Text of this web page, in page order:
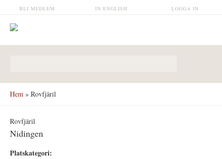
Hoppa till huvudinnehåll LOGGA IN
IN ENGLISH
BLI MEDLEM
Hem » Rovfjäril
Rovfjäril
Nidingen
Platskategori: